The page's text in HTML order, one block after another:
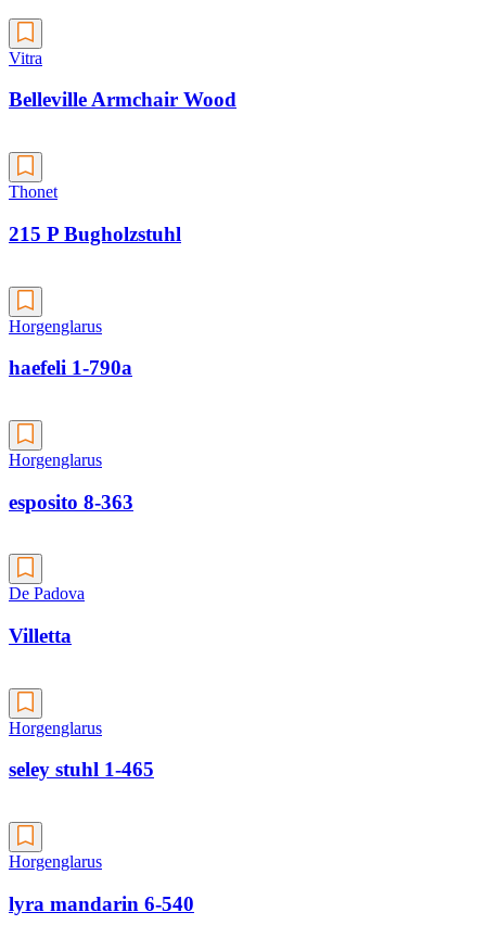
Vitra
Belleville Armchair Wood
Thonet
215 P Bugholzstuhl
Horgenglarus
haefeli 1-790a
Horgenglarus
esposito 8-363
De Padova
Villetta
Horgenglarus
seley stuhl 1-465
Horgenglarus
lyra mandarin 6-540